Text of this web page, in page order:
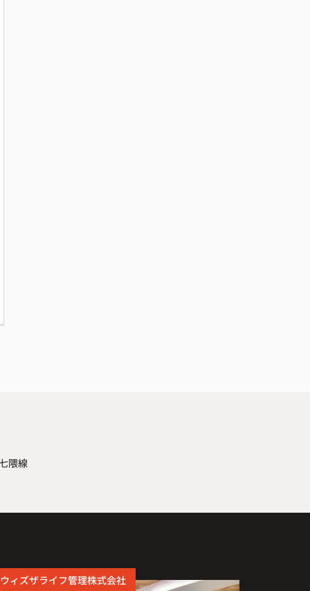
隈線
ウィズザライフ管理株式会社